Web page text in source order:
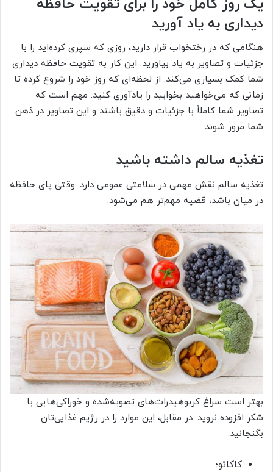
یک روز کامل خود را برای تقویت حافظه
دیداری به یاد آورید
هنگامی که در رختخواب قرار دارید، روزی که سپری کرده‌اید را با
جزئیات و تصاویر به یاد بیاورید. این کار به تقویت حافظه دیداری
شما کمک بسیاری می‌کند. از لحظه‌ای که روز خود را شروع کرده تا
زمانی که می‌خواهید بخوابید را یادآوری کنید. مهم است که
تصاویر شما کاملاً با جزئیات و دقیق باشند و این تصاویر در ذهن
شما مرور شوند.
تغذیه سالم داشته باشید
تغذیه سالم نقش مهمی در سلامتی عمومی دارد. وقتی پای حافظه
در میان باشد، قضیه مهم‌تر هم می‌شود.
بهتر است سراغ کربوهیدرات‌های تصویه‌شده و خوراکی‌هایی با
شکر افزوده نروید. در مقابل، این موارد را در رژیم غذایی‌تان
بگنجانید:
کاکائو؛